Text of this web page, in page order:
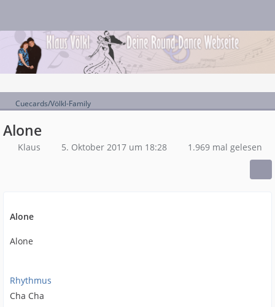
Cuecards/Völkl-Family
Alone
Klaus 5. Oktober 2017 um 18:28 1.969 mal gelesen
Alone
Alone
Rhythmus
Cha Cha